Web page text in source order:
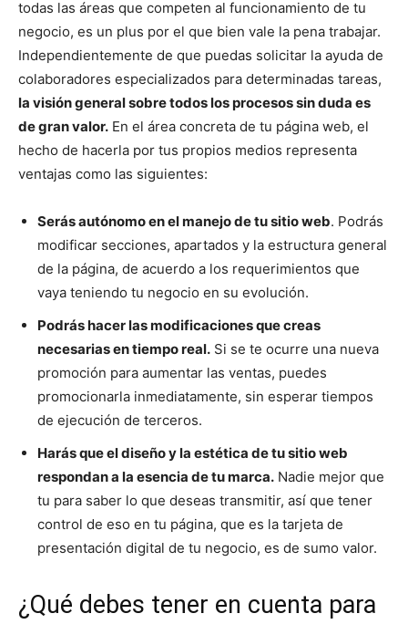
todas las áreas que competen al funcionamiento de tu
negocio, es un plus por el que bien vale la pena trabajar.
Independientemente de que puedas solicitar la ayuda de
colaboradores especializados para determinadas tareas,
la visión general sobre todos los procesos sin duda es
de gran valor. En el área concreta de tu página web, el
hecho de hacerla por tus propios medios representa
ventajas como las siguientes:
Serás autónomo en el manejo de tu sitio web. Podrás
modificar secciones, apartados y la estructura general
de la página, de acuerdo a los requerimientos que
vaya teniendo tu negocio en su evolución.
Podrás hacer las modificaciones que creas
necesarias en tiempo real. Si se te ocurre una nueva
promoción para aumentar las ventas, puedes
promocionarla inmediatamente, sin esperar tiempos
de ejecución de terceros.
Harás que el diseño y la estética de tu sitio web
respondan a la esencia de tu marca. Nadie mejor que
tu para saber lo que deseas transmitir, así que tener
control de eso en tu página, que es la tarjeta de
presentación digital de tu negocio, es de sumo valor.
¿Qué debes tener en cuenta para